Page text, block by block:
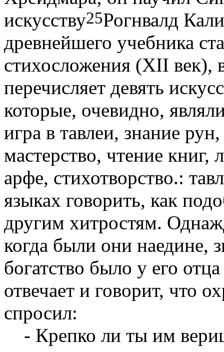
искусству25Рогнвалд
древнейшего учебника
стихосложения (XII век),
перечисляет девять
которые, очевидно,
игра в тавлеи, знание
мастерство, чтение книг,
арфе, стихотворство.:
языках говорить, как
другим хитростям.
когда были они наедине,
богатство было у его
отвечает и говорит, что
спросил:
- Крепко ли ты им